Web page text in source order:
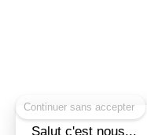
Salut c'est nous...